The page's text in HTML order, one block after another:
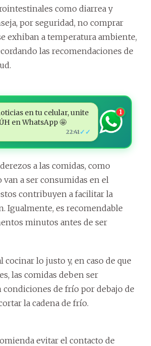
como diarrea y
por seguridad, no comprar
exhiban a temperatura ambiente,
las recomendaciones de
en tu celular, unite
en WhatsApp 🤩
22:41 ✓✓
1
a las comidas, como
van a ser consumidas en el
contribuyen a facilitar la
Igualmente, es recomendable
minutos antes de ser
cocinar lo justo y, en caso de que
las comidas deben ser
condiciones de frío por debajo de
la cadena de frío.
evitar el contacto de